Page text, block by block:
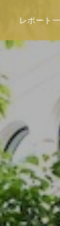
レポート